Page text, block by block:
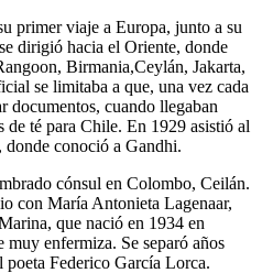
primer viaje a Europa, junto a su
dirigió hacia el Oriente, donde
Birmania,Ceylán, Jakarta,
se limitaba a que, una vez cada
documentos, cuando llegaban
de té para Chile. En 1929 asistió al
donde conoció a Gandhi.
cónsul en Colombo, Ceilán.
con María Antonieta Lagenaar,
que nació en 1934 en
enfermiza. Se separó años
poeta Federico García Lorca.